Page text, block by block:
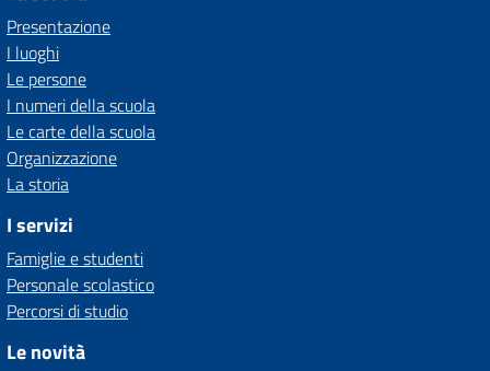
Presentazione
I luoghi
Le persone
I numeri della scuola
Le carte della scuola
Organizzazione
La storia
I servizi
Famiglie e studenti
Personale scolastico
Percorsi di studio
Le novità